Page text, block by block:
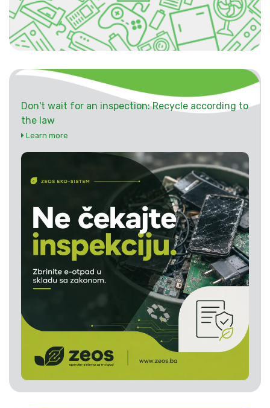
Don't wait for an inspection: Recycle according to
the law
Learn more